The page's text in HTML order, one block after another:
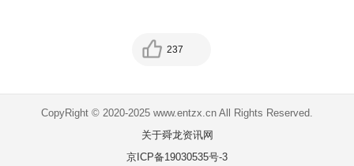
237
CopyRight © 2020-2025 www.entzx.cn All Rights Reserved.
关于舜龙资讯网
京ICP备19030535号-3